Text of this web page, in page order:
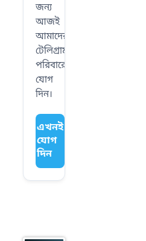
জন্য
আজই
আমাদের
টেলিগ্রাম
পরিবারে
যোগ
দিন।
এখনই
যোগ
দিন